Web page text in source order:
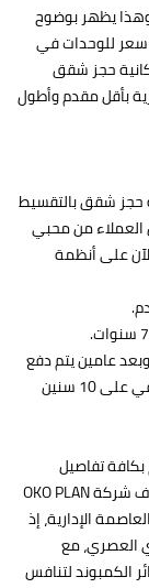
وهذا يظهر بوضوح
سعر للوحدات في
حجز شقق
بأقل مقدم وأطول
حجز شقق بالتقسيط
العملاء من محبي
على أنظمة
ودفع 5% بعد سنة، وبعد عامين يتم دفع
تفاصيل
المشروع، بدءًا من تصميم المشروع الذي تم تحت إشراف شركة OKO PLAN
الإدارية، إذ
العصري، مع
الكمبوند لتنافس